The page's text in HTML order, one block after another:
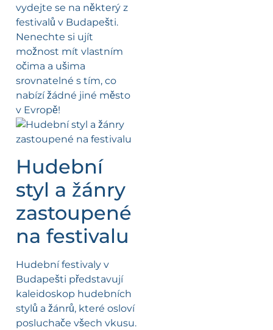
vydejte se na některý z
festivalů v Budapešti.
Nenechte si ujít
možnost mít vlastním
očima a ušima
srovnatelné s tím, co
nabízí žádné jiné město
v Evropě!
Hudební
styl a žánry
zastoupené
na festivalu
Hudební festivaly v
Budapešti představují
kaleidoskop hudebních
stylů a žánrů, které osloví
posluchače všech vkusu.